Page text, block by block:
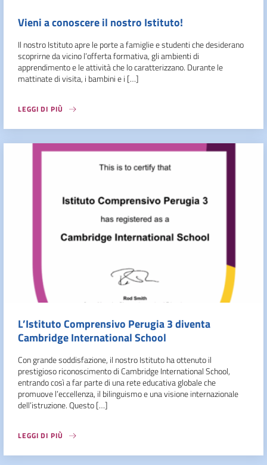
Vieni a conoscere il nostro Istituto!
Il nostro Istituto apre le porte a famiglie e studenti che desiderano
scoprirne da vicino l’offerta formativa, gli ambienti di
apprendimento e le attività che lo caratterizzano. Durante le
mattinate di visita, i bambini e i […]
LEGGI DI PIÙ
L’Istituto Comprensivo Perugia 3 diventa
Cambridge International School
Con grande soddisfazione, il nostro Istituto ha ottenuto il
prestigioso riconoscimento di Cambridge International School,
entrando così a far parte di una rete educativa globale che
promuove l’eccellenza, il bilinguismo e una visione internazionale
dell’istruzione. Questo […]
LEGGI DI PIÙ